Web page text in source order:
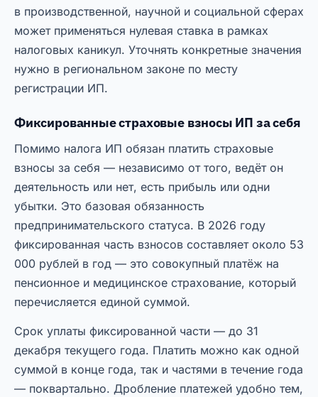
в производственной, научной и социальной сферах
может применяться нулевая ставка в рамках
налоговых каникул. Уточнять конкретные значения
нужно в региональном законе по месту
регистрации ИП.
Фиксированные страховые взносы ИП за себя
Помимо налога ИП обязан платить страховые
взносы за себя — независимо от того, ведёт он
деятельность или нет, есть прибыль или одни
убытки. Это базовая обязанность
предпринимательского статуса. В 2026 году
фиксированная часть взносов составляет около 53
000 рублей в год — это совокупный платёж на
пенсионное и медицинское страхование, который
перечисляется единой суммой.
Срок уплаты фиксированной части — до 31
декабря текущего года. Платить можно как одной
суммой в конце года, так и частями в течение года
— поквартально. Дробление платежей удобно тем,